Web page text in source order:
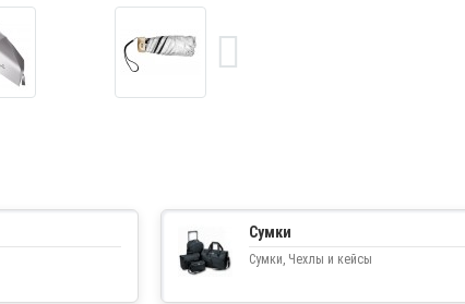
Сумки
Сумки, Чехлы и кейсы